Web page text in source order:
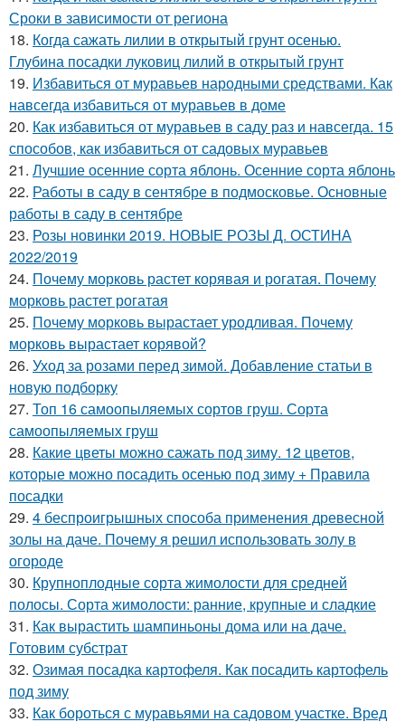
Сроки в зависимости от региона
18. Когда сажать лилии в открытый грунт осенью.
Глубина посадки луковиц лилий в открытый грунт
19. Избавиться от муравьев народными средствами. Как
навсегда избавиться от муравьев в доме
20. Как избавиться от муравьев в саду раз и навсегда. 15
способов, как избавиться от садовых муравьев
21. Лучшие осенние сорта яблонь. Осенние сорта яблонь
22. Работы в саду в сентябре в подмосковье. Основные
работы в саду в сентябре
23. Розы новинки 2019. НОВЫЕ РОЗЫ Д. ОСТИНА
2022/2019
24. Почему морковь растет корявая и рогатая. Почему
морковь растет рогатая
25. Почему морковь вырастает уродливая. Почему
морковь вырастает корявой?
26. Уход за розами перед зимой. Добавление статьи в
новую подборку
27. Топ 16 самоопыляемых сортов груш. Сорта
самоопыляемых груш
28. Какие цветы можно сажать под зиму. 12 цветов,
которые можно посадить осенью под зиму + Правила
посадки
29. 4 беспроигрышных способа применения древесной
золы на даче. Почему я решил использовать золу в
огороде
30. Крупноплодные сорта жимолости для средней
полосы. Сорта жимолости: ранние, крупные и сладкие
31. Как вырастить шампиньоны дома или на даче.
Готовим субстрат
32. Озимая посадка картофеля. Как посадить картофель
под зиму
33. Как бороться с муравьями на садовом участке. Вред